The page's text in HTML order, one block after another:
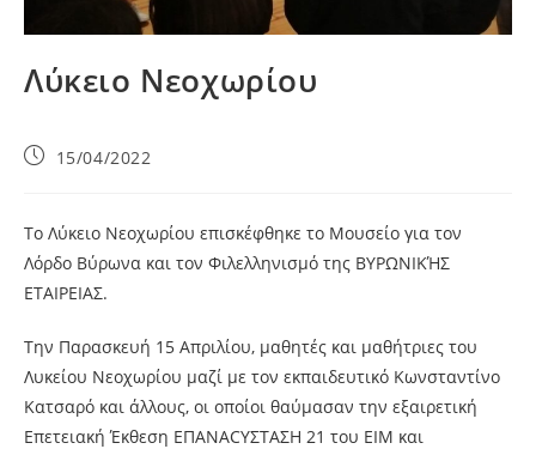
Λύκειο Νεοχωρίου
15/04/2022
Το Λύκειο Νεοχωρίου επισκέφθηκε το Μουσείο για τον
Λόρδο Βύρωνα και τον Φιλελληνισμό της ΒΥΡΩΝΙΚΉΣ
ΕΤΑΙΡΕΙΑΣ.
Την Παρασκευή 15 Απριλίου, μαθητές και μαθήτριες του
Λυκείου Νεοχωρίου μαζί με τον εκπαιδευτικό Κωνσταντίνο
Κατσαρό και άλλους, οι οποίοι θαύμασαν την εξαιρετική
Επετειακή Έκθεση ΕΠΑΝΑCYΣΤΑΣΗ 21 του ΕΙΜ και